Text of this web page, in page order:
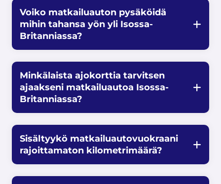
Voiko matkailuauton pysäköidä
mihin tahansa yön yli Isossa-
Britanniassa?
Minkälaista ajokorttia tarvitsen
ajaakseni matkailuautoa Isossa-
Britanniassa?
Sisältyykö matkailuautovuokraani
rajoittamaton kilometrimäärä?